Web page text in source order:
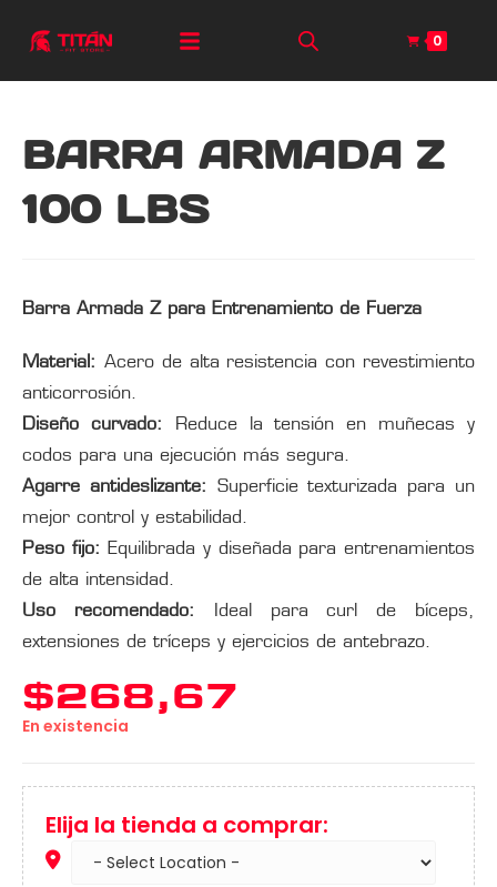
0
BARRA ARMADA Z
100 LBS
Barra Armada Z para Entrenamiento de Fuerza
Material: Acero de alta resistencia con revestimiento
anticorrosión.
Diseño curvado: Reduce la tensión en muñecas y
codos para una ejecución más segura.
Agarre antideslizante: Superficie texturizada para un
mejor control y estabilidad.
Peso fijo: Equilibrada y diseñada para entrenamientos
de alta intensidad.
Uso recomendado: Ideal para curl de bíceps,
extensiones de tríceps y ejercicios de antebrazo.
$268,67
En existencia
Elija la tienda a comprar: